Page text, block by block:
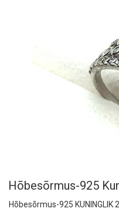
Hõbesõrmus-925
Hõbesõrmus-925 KUNINGLIK